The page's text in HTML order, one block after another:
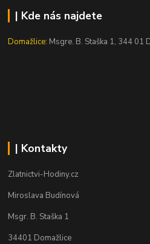
| Kde nás najdete
Domažlice: Msgre. B. Staška 1, 344 01
| Kontakty
Zlatnictvi-Hodiny.cz
Miroslava Budínová
Msgr. B. Staška 1
34401 Domažlice